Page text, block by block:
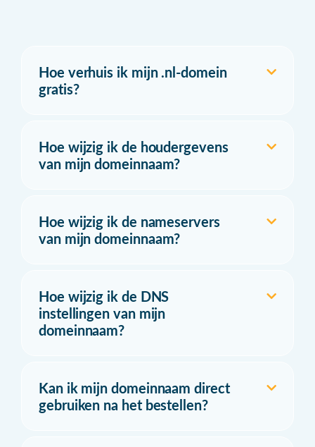
Hoe verhuis ik mijn .nl-domein
gratis?
Hoe wijzig ik de houdergevens
van mijn domeinnaam?
Hoe wijzig ik de nameservers
van mijn domeinnaam?
Hoe wijzig ik de DNS
instellingen van mijn
domeinnaam?
Kan ik mijn domeinnaam direct
gebruiken na het bestellen?